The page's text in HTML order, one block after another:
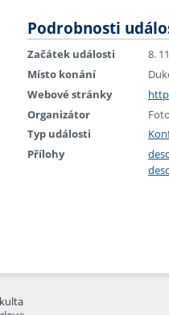
Podrobnosti
Začátek události
8.
Místo konání
Webové stránky
Organizátor
Typ události
Přílohy